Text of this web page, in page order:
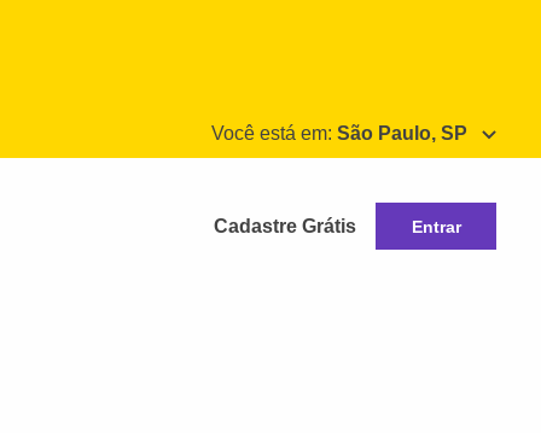
Você está em: São Paulo, SP
Cadastre Grátis Entrar